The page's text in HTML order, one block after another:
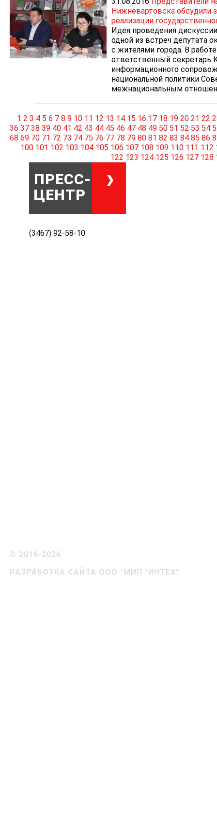
Нижневартовска обсудили
реализации
Идея проведения
одной из встреч депутата
с жителями города. В
ответственный секретарь
информационного
национальной политики
межнациональным
1 2 3 4 5 6 7 8 9 10 11 12 13 14 15 16 17 18 19 20 21 22
36 37 38 39 40 41 42 43 44 45 46 47 48 49 50 51 52 53 54
68 69 70 71 72 73 74 75 76 77 78 79 80 81 82 83 84 85 86
100 101 102 103 104 105 106 107 108 109 110 111 112
122 123 124 125 126 127 128
ПРЕСС-
ЦЕНТР
(3467) 92-58-10
© 2016-2026
РАЗРАБОТКА САЙТА ООО "МИП "ИНТЕХ"